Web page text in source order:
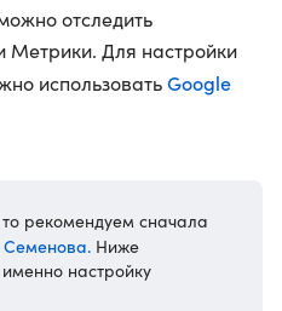
отследить
Метрики. Для настройки
использоватьGoogle
рекомендуем сначала
Семенова. Ниже
настройку